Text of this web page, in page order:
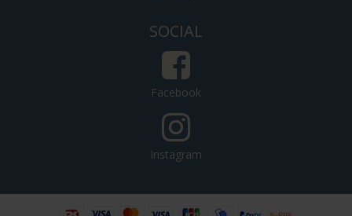
SOCIAL
Facebook
Instagram